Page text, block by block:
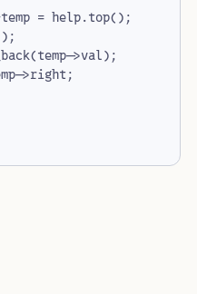
temp = help.top();
(temp->val);
->right;